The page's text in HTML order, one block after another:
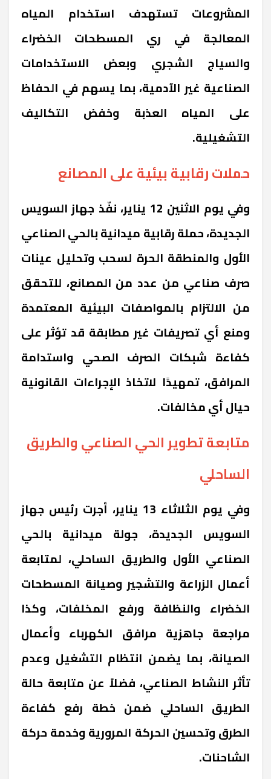
المشروعات تستهدف استخدام المياه
المعالجة في ري المسطحات الخضراء
والسياج الشجري وبعض الاستخدامات
الصناعية غير الآدمية، بما يسهم في الحفاظ
على المياه العذبة وخفض التكاليف
التشغيلية.
حملات رقابية بيئية على المصانع
وفي يوم الاثنين 12 يناير، نفّذ جهاز السويس
الجديدة، حملة رقابية ميدانية بالحي الصناعي
الأول والمنطقة الحرة لسحب وتحليل عينات
صرف صناعي من عدد من المصانع، للتحقق
من الالتزام بالمواصفات البيئية المعتمدة
ومنع أي تصريفات غير مطابقة قد تؤثر على
كفاءة شبكات الصرف الصحي واستدامة
المرافق، تمهيدًا لاتخاذ الإجراءات القانونية
حيال أي مخالفات.
متابعة تطوير الحي الصناعي والطريق
الساحلي
وفي يوم الثلاثاء 13 يناير، أجرت رئيس جهاز
السويس الجديدة، جولة ميدانية بالحي
الصناعي الأول والطريق الساحلي، لمتابعة
أعمال الزراعة والتشجير وصيانة المسطحات
الخضراء والنظافة ورفع المخلفات، وكذا
مراجعة جاهزية مرافق الكهرباء وأعمال
الصيانة، بما يضمن انتظام التشغيل وعدم
تأثر النشاط الصناعي، فضلاً عن متابعة حالة
الطريق الساحلي ضمن خطة رفع كفاءة
الطرق وتحسين الحركة المرورية وخدمة حركة
الشاحنات.